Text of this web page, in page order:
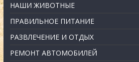
НАШИ ЖИВОТНЫЕ
ПРАВИЛЬНОЕ ПИТАНИЕ
РАЗВЛЕЧЕНИЕ И ОТДЫХ
РЕМОНТ АВТОМОБИЛЕЙ